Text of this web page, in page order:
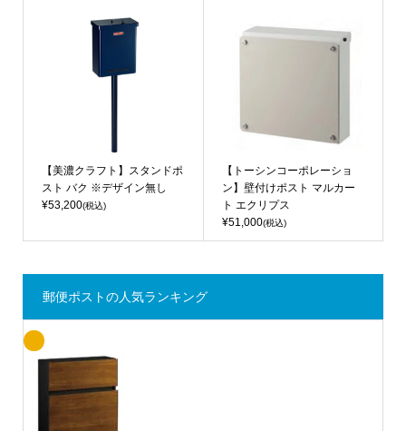
【美濃クラフト】スタンドポ
スト バク ※デザイン無し
¥53,200(税込)
【トーシンコーポレーショ
ン】壁付けポスト マルカー
ト エクリプス
¥51,000(税込)
郵便ポストの人気ランキング